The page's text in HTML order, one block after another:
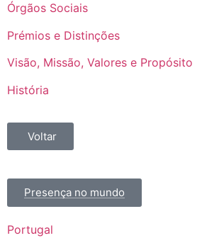
Órgãos Sociais
Prémios e Distinções
Visão, Missão, Valores e Propósito
História
Voltar
Presença no mundo
Portugal